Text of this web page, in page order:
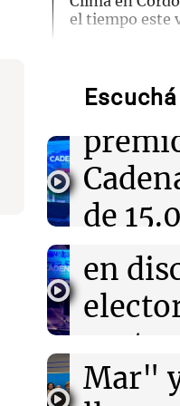
el tiempo este
Más de la
reza en la
PorFederico
11:54
Conmebol
Arruabarrena
Copa
11:47 Juntos
Oncativo
Nacional del
novedad de la
premium"
Audio.
de
Noticias
Episodios
Audio.
inicia
bonos
en
tierras
Audio.
Tekis
Mar"
Audio.